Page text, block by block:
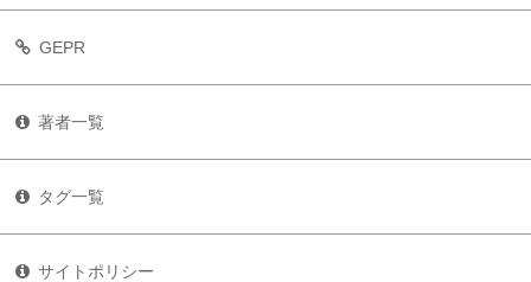
GEPR
著者一覧
タグ一覧
サイトポリシー